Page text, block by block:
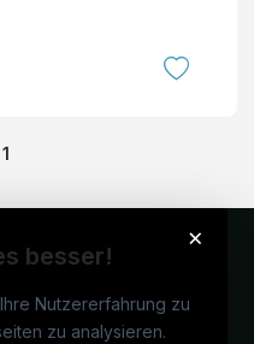
1
×
besser!
Ihre Nutzererfahrung zu
zu analysieren.